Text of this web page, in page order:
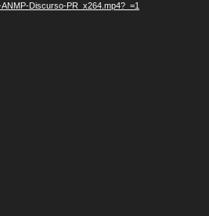
Discurso-PR_x264.mp4?_=1